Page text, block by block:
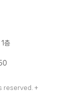
층
reserved. +